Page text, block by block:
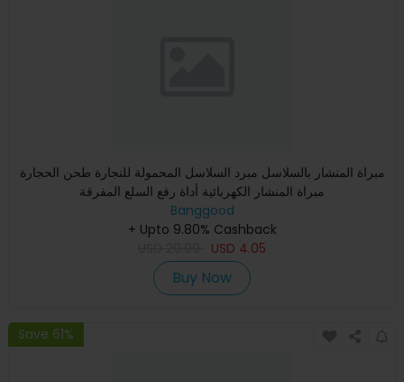
مبراة المنشار بالسلاسل مبرد السلاسل المحمولة للنجارة طحن الحجارة
مبراة المنشار الكهربائية أداة رفع السلع المفرقة
Banggood
+ Upto 9.80% Cashback
USD 4.05
Buy Now
Save 61%